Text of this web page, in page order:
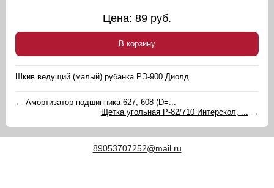
Цена: 89 руб.
В корзину
Шкив ведущий (малый) рубанка РЭ-900 Диолд
←Амортизатор подшипника 627, 608 (D=...
Щетка угольная Р-82/710 Интерскол, ... →
89053707252@mail.ru